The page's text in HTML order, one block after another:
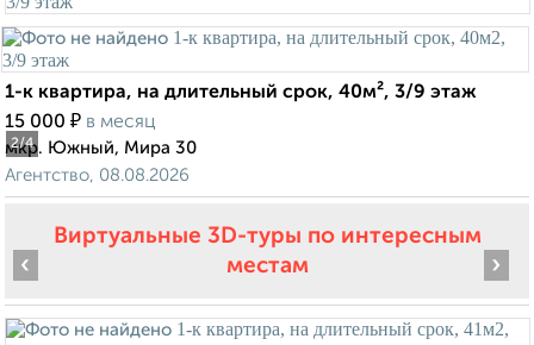
2/4
1-к квартира, на длительный срок, 40м², 3/9 этаж
15 000 ₽ в месяц
мкр. Южный, Мира 30
Агентство, 08.08.2026
Виртуальные 3D-туры по интересным
местам
‹ ›